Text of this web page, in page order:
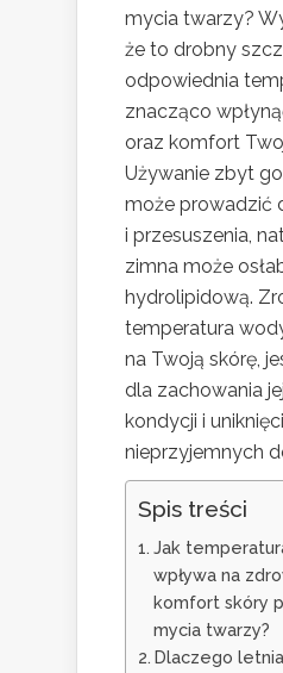
mycia twarzy?
że to drobny
odpowiednia
znacząco
oraz komfort
Używanie zbyt
może prowadzić
i przesuszenia,
zimna może
hydrolipidową.
temperatura
na Twoją skórę,
dla zachowania
kondycji i
nieprzyjemnych
Spis treści
Jak
wpływa na
komfort skóry
mycia twarzy?
Dlaczego